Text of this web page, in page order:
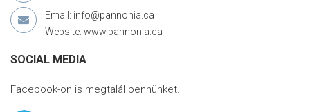
Email: info@pannonia.ca
Website: www.pannonia.ca
SOCIAL MEDIA
Facebook-on is megtalál bennünket.